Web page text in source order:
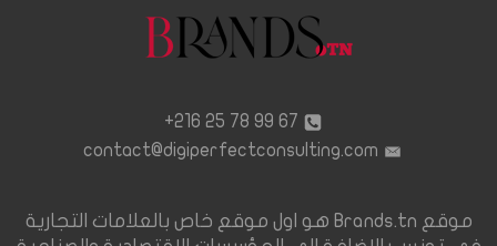
67 99 78 25 216+
contact@digiperfectconsulting.com
موقع Brands.tn هو اول موقع خاص بالعلامات التجارية